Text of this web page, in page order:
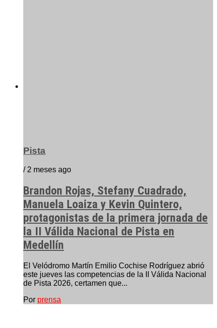
Pista
/ 2 meses ago
Brandon Rojas, Stefany Cuadrado,
Manuela Loaiza y Kevin Quintero,
protagonistas de la primera jornada de
la II Válida Nacional de Pista en
Medellín
El Velódromo Martín Emilio Cochise Rodríguez abrió
este jueves las competencias de la II Válida Nacional
de Pista 2026, certamen que...
Por prensa